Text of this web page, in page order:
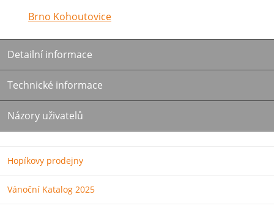
Brno Kohoutovice
Detailní informace
Technické informace
Názory uživatelů
Hopíkovy prodejny
Vánoční Katalog 2025